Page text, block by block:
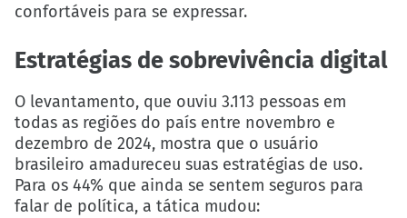
confortáveis para se expressar.
Estratégias de sobrevivência digital
O levantamento, que ouviu 3.113 pessoas em
todas as regiões do país entre novembro e
dezembro de 2024, mostra que o usuário
brasileiro amadureceu suas estratégias de uso.
Para os 44% que ainda se sentem seguros para
falar de política, a tática mudou: